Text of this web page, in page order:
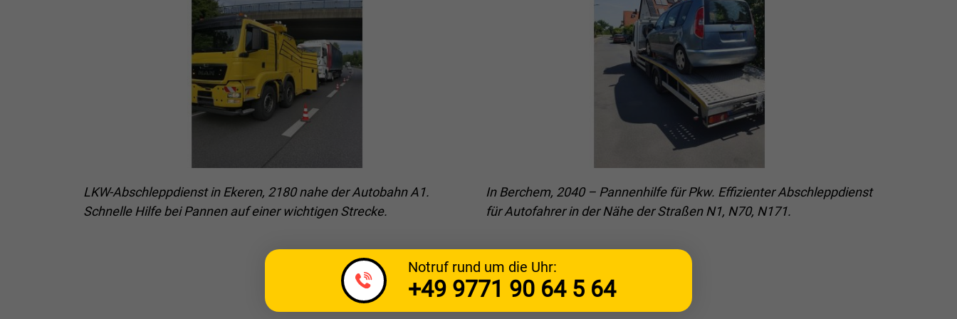
LKW-Abschleppdienst in Ekeren, 2180 nahe der Autobahn A1.
Schnelle Hilfe bei Pannen auf einer wichtigen Strecke.
In Berchem, 2040 – Pannenhilfe für Pkw. Effizienter Abschleppdienst
für Autofahrer in der Nähe der Straßen N1, N70, N171.
Notruf rund um die Uhr:
+49 9771 90 64 5 64